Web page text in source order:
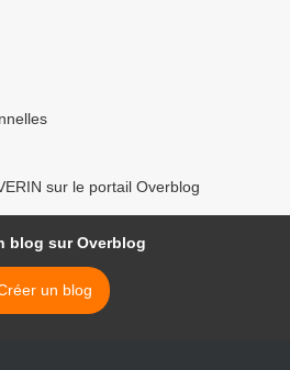
sur le portail Overblog
blog sur Overblog
un blog